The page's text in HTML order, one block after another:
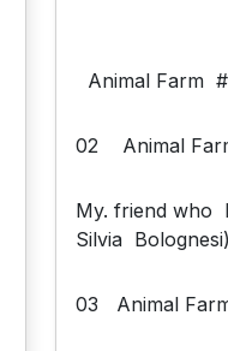
Animal Farm
02 Animal
My. friend who
Silvia Bolognesi)
03 Animal